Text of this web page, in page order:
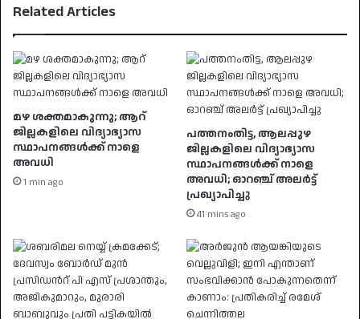
Related Articles
മഴ ശക്തമാകുന്നു; ആറ്
ജില്ലകളിലെ വിദ്യാഭ്യാസ
സ്ഥാപനങ്ങൾക്ക് നാളെ
അവധി
1 min ago
പത്തനംതിട്ട, ആലപ്പുഴ
ജില്ലകളിലെ വിദ്യാഭ്യാസ
സ്ഥാപനങ്ങൾക്ക് നാളെ
അവധി; ഓറഞ്ച് അലർട്ട്
പ്രഖ്യാപിച്ചു
41 mins ago